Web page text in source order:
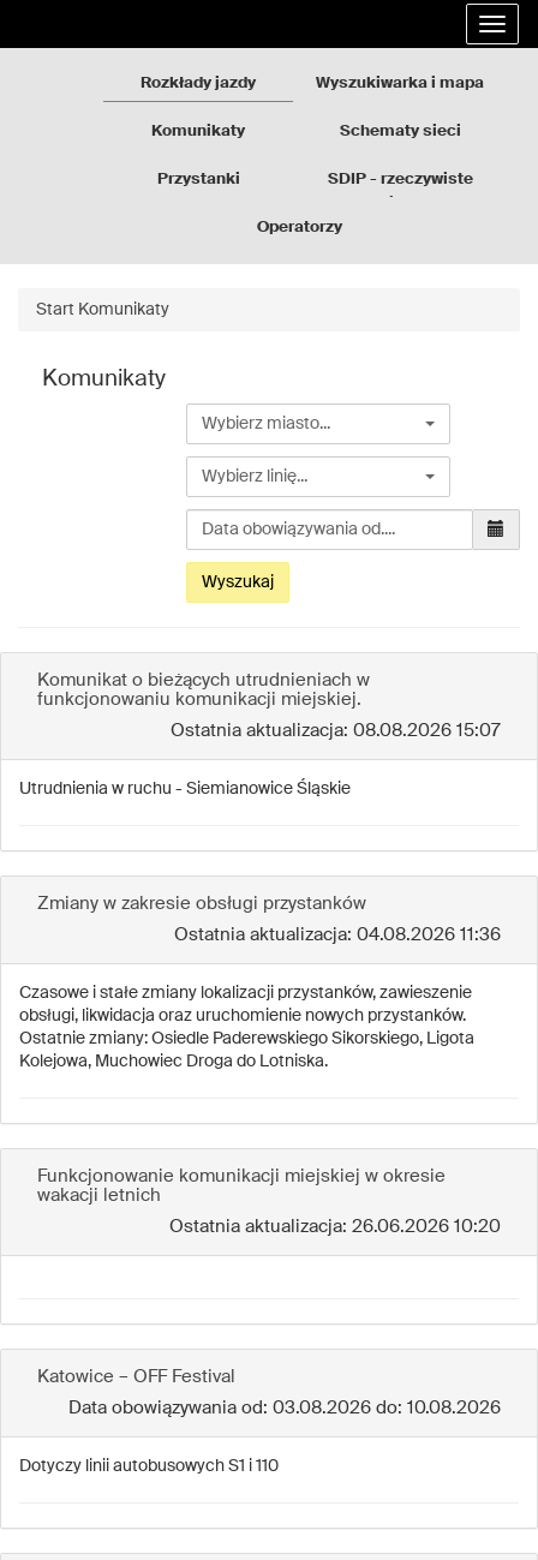
Rozkłady jazdy Wyszukiwarka i mapa
Komunikaty Schematy sieci
Przystanki
SDIP - rzeczywiste
Operatorzy
Start Komunikaty
Komunikaty
Wybierz
Wybierz miasto...
Wybierz
Wybierz linię...
Wybierz
obowiązywania...
Wyszukaj
Komunikat o bieżących utrudnieniach w
funkcjonowaniu komunikacji miejskiej.
Ostatnia aktualizacja: 08.08.2026 15:07
Utrudnienia w ruchu - Siemianowice Śląskie
Zmiany w zakresie obsługi przystanków
Ostatnia aktualizacja: 04.08.2026 11:36
Czasowe i stałe zmiany lokalizacji przystanków, zawieszenie
obsługi, likwidacja oraz uruchomienie nowych przystanków.
Ostatnie zmiany: Osiedle Paderewskiego Sikorskiego, Ligota
Kolejowa, Muchowiec Droga do Lotniska.
Funkcjonowanie komunikacji miejskiej w okresie
wakacji letnich
Ostatnia aktualizacja: 26.06.2026 10:20
Katowice – OFF Festival
Data obowiązywania od: 03.08.2026 do: 10.08.2026
Dotyczy linii autobusowych S1 i 110